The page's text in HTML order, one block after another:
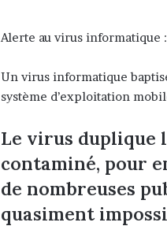
Alerte au virus informatique
Un virus informatique
système d’exploitation
Le virus duplique
contaminé, pour
de nombreuses
quasiment